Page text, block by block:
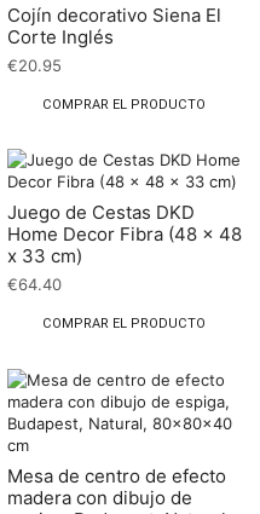
Cojín decorativo Siena El
Corte Inglés
€20.95
COMPRAR EL PRODUCTO
Juego de Cestas DKD
Home Decor Fibra (48 x 48
x 33 cm)
€64.40
COMPRAR EL PRODUCTO
Mesa de centro de efecto
madera con dibujo de